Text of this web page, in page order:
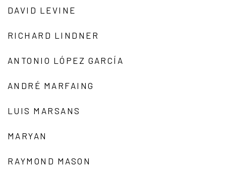
DAVID LEVINE
RICHARD LINDNER
ANTONIO LÓPEZ GARCÍA
ANDRÉ MARFAING
LUIS MARSANS
MARYAN
RAYMOND MASON